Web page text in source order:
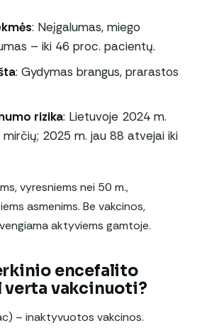
: Neįgalumas, miego
– iki 46 proc. pacientų.
: Gydymas brangus, prarastos
rizika: Lietuvoje 2024 m.
2025 m. jau 88 atvejai iki
vyresniems nei 50 m.,
asmenims. Be vakcinos,
aktyviems gamtoje.
encefalito
verta vakcinuoti?
– inaktyvuotos vakcinos.